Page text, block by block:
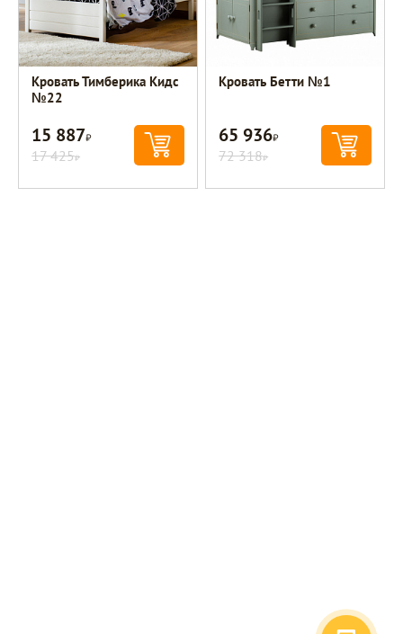
Кровать Тимберика Кидс
№22
15 887Р
17 425Р
Кровать Бетти №1
65 936Р
72 318Р